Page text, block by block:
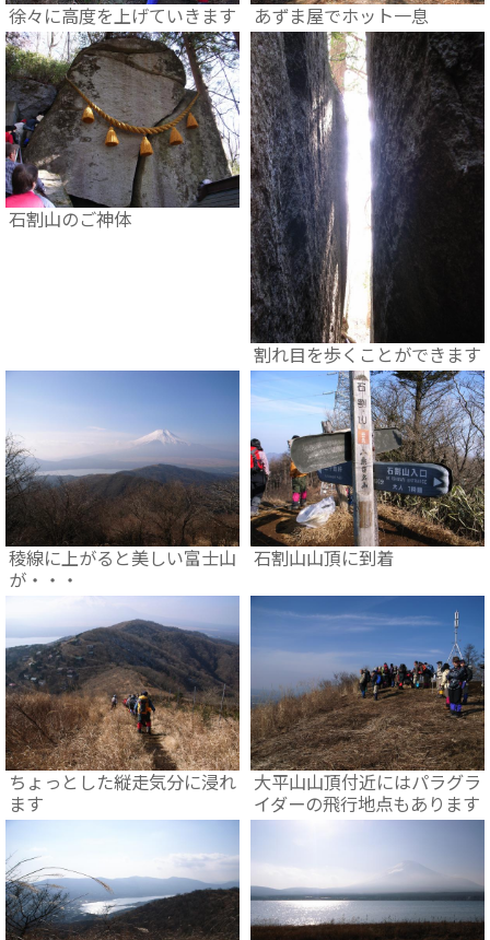
徐々に高度を上げていきます あずま屋でホット一息
石割山のご神体
割れ目を歩くことができます
稜線に上がると美しい富士山
が・・・
石割山山頂に到着
ちょっとした縦走気分に浸れ
ます
大平山山頂付近にはパラグラ
イダーの飛行地点もあります